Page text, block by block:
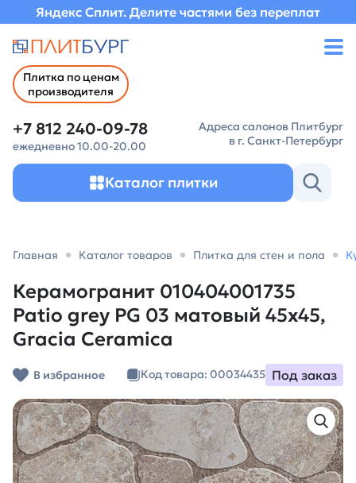
Яндекс Сплит. Делите частями без переплат
Плитка по ценам
производителя
+7 812 240-09-78
ежедневно 10.00-20.00
Адреса салонов Плитбург
в г. Санкт-Петербург
Каталог плитки
Главная Каталог товаров Плитка для стен и пола
Керамогранит 010404001735
Patio grey PG 03 матовый 45х45,
Gracia Ceramica
В избранное Код товара: 00034435 Под заказ